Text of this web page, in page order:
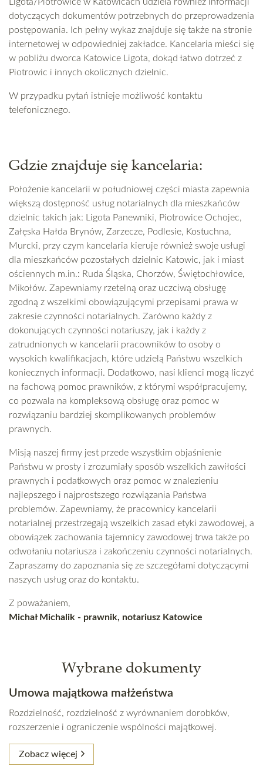
dotyczących dokumentów potrzebnych do przeprowadzenia
postępowania. Ich pełny wykaz znajduje się także na stronie
internetowej w odpowiedniej zakładce. Kancelaria mieści się
w pobliżu dworca Katowice Ligota, dokąd łatwo dotrzeć z
Piotrowic i innych okolicznych dzielnic.
W przypadku pytań istnieje możliwość kontaktu
telefonicznego.
Gdzie znajduje się kancelaria:
Położenie kancelarii w południowej części miasta zapewnia
większą dostępność usług notarialnych dla mieszkańców
dzielnic takich jak: Ligota Panewniki, Piotrowice Ochojec,
Załęska Hałda Brynów, Zarzecze, Podlesie, Kostuchna,
Murcki, przy czym kancelaria kieruje również swoje usługi
dla mieszkańców pozostałych dzielnic Katowic, jak i miast
ościennych m.in.: Ruda Śląska, Chorzów, Świętochłowice,
Mikołów. Zapewniamy rzetelną oraz uczciwą obsługę
zgodną z wszelkimi obowiązującymi przepisami prawa w
zakresie czynności notarialnych. Zarówno każdy z
dokonujących czynności notariuszy, jak i każdy z
zatrudnionych w kancelarii pracowników to osoby o
wysokich kwalifikacjach, które udzielą Państwu wszelkich
koniecznych informacji. Dodatkowo, nasi klienci mogą liczyć
na fachową pomoc prawników, z którymi współpracujemy,
co pozwala na kompleksową obsługę oraz pomoc w
rozwiązaniu bardziej skomplikowanych problemów
prawnych.
Misją naszej firmy jest przede wszystkim objaśnienie
Państwu w prosty i zrozumiały sposób wszelkich zawiłości
prawnych i podatkowych oraz pomoc w znalezieniu
najlepszego i najprostszego rozwiązania Państwa
problemów. Zapewniamy, że pracownicy kancelarii
notarialnej przestrzegają wszelkich zasad etyki zawodowej, a
obowiązek zachowania tajemnicy zawodowej trwa także po
odwołaniu notariusza i zakończeniu czynności notarialnych.
Zapraszamy do zapoznania się ze szczegółami dotyczącymi
naszych usług oraz do kontaktu.
Z poważaniem,
Michał Michalik - prawnik, notariusz Katowice
Wybrane dokumenty
Umowa majątkowa małżeństwa
Rozdzielność, rozdzielność z wyrównaniem dorobków,
rozszerzenie i ograniczenie wspólności majątkowej.
Zobacz więcej